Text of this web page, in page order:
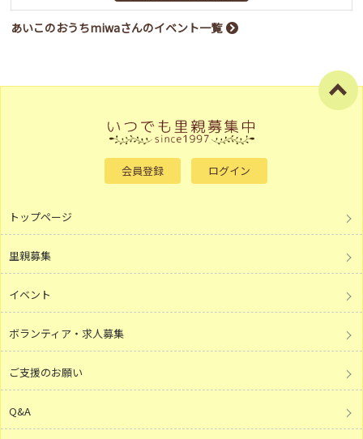
あいこのおうちmiwaさんのイベント一覧
会員登録 ログイン
トップページ
里親募集
イベント
ボランティア・求人募集
ご支援のお願い
Q&A